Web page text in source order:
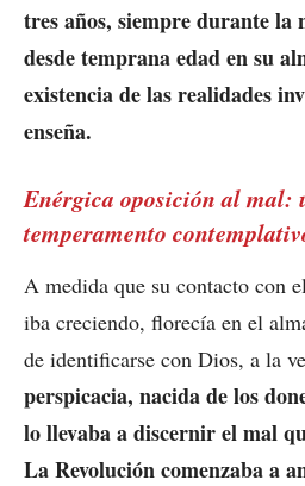
tres años, siempre durante la
desde temprana edad en su
existencia de las realidades
enseña.
Enérgica oposición al mal:
temperamento
A medida que su contacto con
iba creciendo, florecía en el
de identificarse con Dios, a la
perspicacia, nacida de los
lo llevaba a discernir el mal
La Revolución comenzaba a